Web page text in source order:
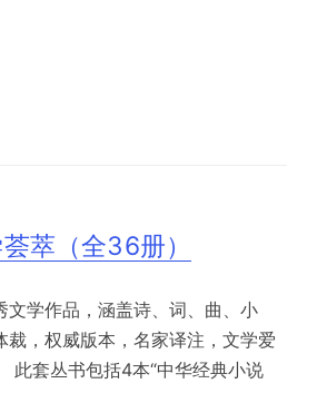
萃（全36册）
文学作品，涵盖诗、词、曲、小
裁，权威版本，名家译注，文学爱
此套丛书包括4本“中华经典小说